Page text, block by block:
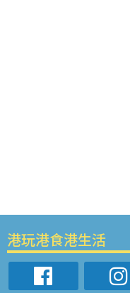
港玩港食港生活